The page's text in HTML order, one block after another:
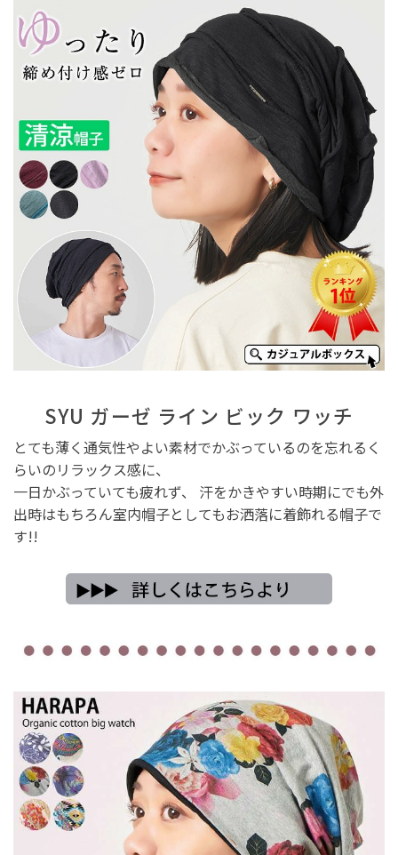
SYU ガーゼ ライン ビック ワッチ
とても薄く通気性やよい素材でかぶっているのを忘れるく
らいのリラックス感に、
一日かぶっていても疲れず、 汗をかきやすい時期にでも外
出時はもちろん室内帽子としてもお洒落に着飾れる帽子で
す!!